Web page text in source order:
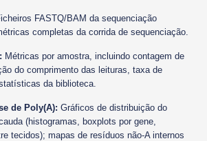
FASTQ/BAM da sequenciação
completas da corrida de sequenciação.
Métricas por amostra, incluindo contagem de
do comprimento das leituras, taxa de
da biblioteca.
de Poly(A): Gráficos de distribuição do
(histogramas, boxplots por gene,
tecidos); mapas de resíduos não-A internos